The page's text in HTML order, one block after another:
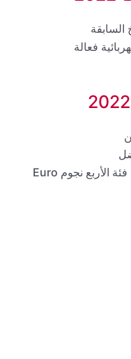
فعالة
تصنيف أمان مخيب للآمال من فئة الأربع نجوم Euro